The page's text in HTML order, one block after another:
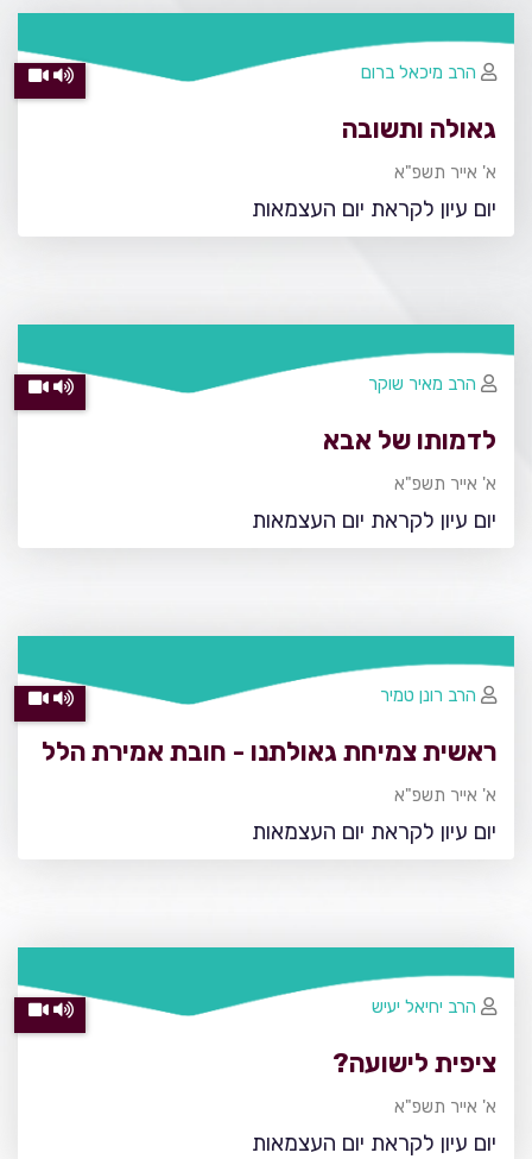
גאולה ותשובה
א' אייר תשפ"א
יום עיון לקראת יום העצמאות
הרב מיכאל ברום
לדמותו של אבא
א' אייר תשפ"א
יום עיון לקראת יום העצמאות
הרב מאיר שוקר
ראשית צמיחת גאולתנו - חובת אמירת הלל
א' אייר תשפ"א
יום עיון לקראת יום העצמאות
הרב רונן טמיר
ציפית לישועה?
א' אייר תשפ"א
יום עיון לקראת יום העצמאות
הרב יחיאל יעיש